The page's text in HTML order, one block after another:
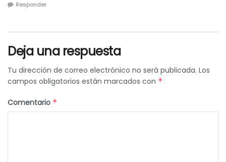
Responder
Deja una respuesta
Tu dirección de correo electrónico no será publicada. Los
campos obligatorios están marcados con *
Comentario *